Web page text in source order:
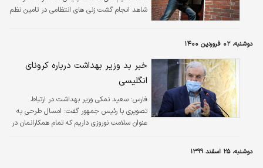
شاهد انجام گشت زنی های انتظامی در تامین نظم
دوشنبه، ۰۲ فروردین ۱۴۰۰
خبر بد وزیر بهداشت درباره کرونای
انگلیسی
فارس: سعید نمکی وزیر بهداشت در ارتباط
تصویری با رئیس جمهور گفت: امسال طرحی به
عنوان سلامت نوروزی داریم که تمام همکارانمان در
دوشنبه، ۲۵ اسفند ۱۳۹۹